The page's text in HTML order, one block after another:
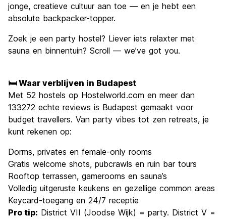
jonge, creatieve cultuur aan toe — en je hebt een
absolute backpacker-topper.
Zoek je een party hostel? Liever iets relaxter met
sauna en binnentuin? Scroll — we’ve got you.
🛏️ Waar verblijven in Budapest
Met 52 hostels op Hostelworld.com en meer dan
133272 echte reviews is Budapest gemaakt voor
budget travellers. Van party vibes tot zen retreats, je
kunt rekenen op:
Dorms, privates en female-only rooms
Gratis welcome shots, pubcrawls en ruin bar tours
Rooftop terrassen, gamerooms en sauna’s
Volledig uitgeruste keukens en gezellige common areas
Keycard-toegang en 24/7 receptie
Pro tip: District VII (Joodse Wijk) = party. District V =